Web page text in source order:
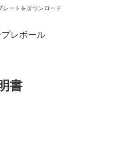
レートをダウンロード
レボール
書